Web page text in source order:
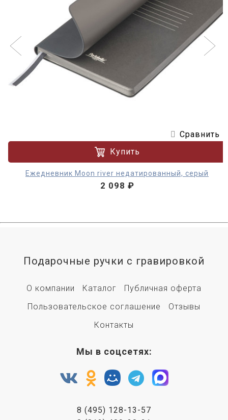
Сравнить
Купить
Ежедневник Moon river недатированный, серый
2 098 ₽
Подарочные ручки с гравировкой
О компании Каталог
Публичная оферта
Пользовательское соглашение
Отзывы
Контакты
Мы в соцсетях:
8 (495) 128-13-57